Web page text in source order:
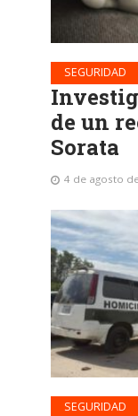
SEGURIDAD
de un
Sorata
4 de agosto
SEGURIDAD